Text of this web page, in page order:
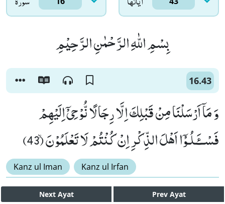
بِسْمِ اللّٰهِ الرَّحْمٰنِ الرَّحِیْمِ
16.43
وَ مَاۤ اَرْسَلْنَا مِنْ قَبْلِكَ اِلَّا رِجَالًا نُّوْحِیْۤ اِلَیْهِمْ
فَسْــٴَـلُـوْۤا اَهْلَ الذِّكْرِ اِنْ كُنْتُمْ لَا تَعْلَمُوْنَۙ (43)
Kanz ul Iman Kanz ul Irfan
Next Ayat Prev Ayat